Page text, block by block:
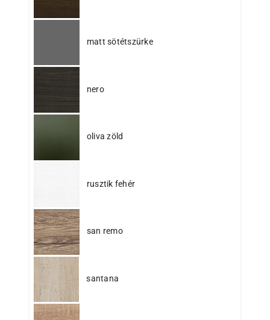
matt sötétszürke
nero
oliva zöld
rusztik fehér
san remo
santana